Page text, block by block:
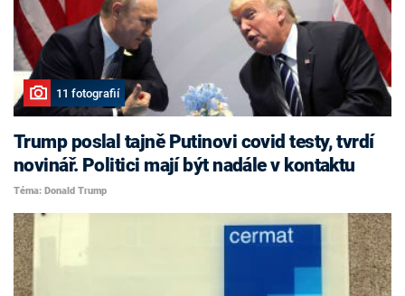
11 fotografií
Trump poslal tajně Putinovi covid testy, tvrdí
novinář. Politici mají být nadále v kontaktu
Téma: Donald Trump